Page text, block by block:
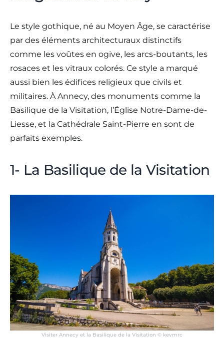
Le style gothique, né au Moyen Âge, se caractérise
par des éléments architecturaux distinctifs
comme les voûtes en ogive, les arcs-boutants, les
rosaces et les vitraux colorés. Ce style a marqué
aussi bien les édifices religieux que civils et
militaires. À Annecy, des monuments comme la
Basilique de la Visitation, l’Église Notre-Dame-de-
Liesse, et la Cathédrale Saint-Pierre en sont de
parfaits exemples.
1- La Basilique de la Visitation
Visiter Annecy et la Basilique de la Visitation © kevmrc